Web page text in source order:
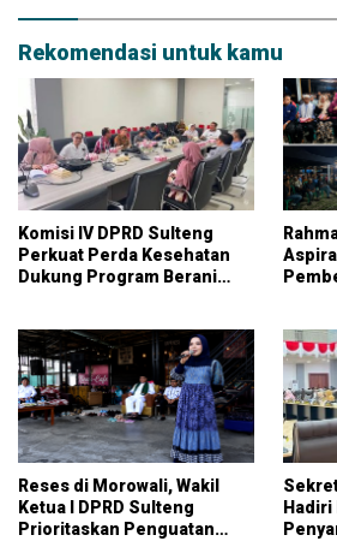
Rekomendasi untuk kamu
Komisi IV DPRD Sulteng
Perkuat Perda Kesehatan
Dukung Program Berani
Reses di Morowali, Wakil
Ketua I DPRD Sulteng
Prioritaskan Penguatan